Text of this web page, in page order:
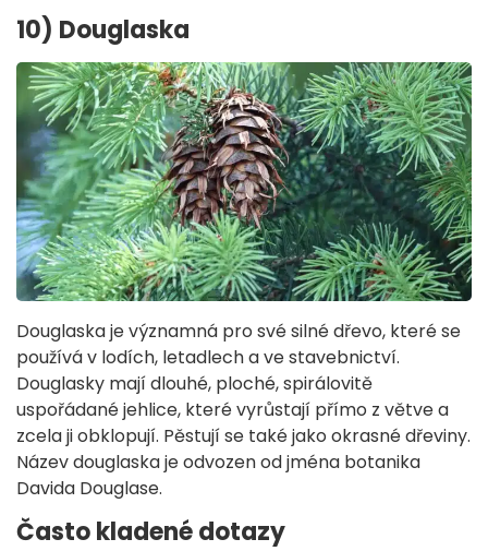
10) Douglaska
Douglaska je významná pro své silné dřevo, které se
používá v lodích, letadlech a ve stavebnictví.
Douglasky mají dlouhé, ploché, spirálovitě
uspořádané jehlice, které vyrůstají přímo z větve a
zcela ji obklopují. Pěstují se také jako okrasné dřeviny.
Název douglaska je odvozen od jména botanika
Davida Douglase.
Často kladené dotazy